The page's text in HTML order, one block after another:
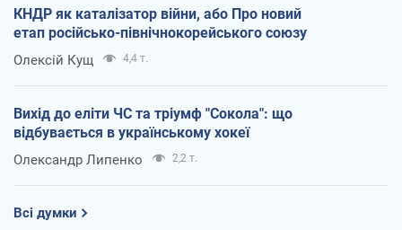
КНДР як каталізатор війни, або Про новий
етап російсько-північнокорейського союзу
Олексій Кущ 4,4 т.
Вихід до еліти ЧС та тріумф "Сокола": що
відбувається в українському хокеї
Олександр Липенко 2,2 т.
Всі думки